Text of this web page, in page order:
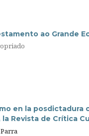
ao Grande
en la posdictadura
Revista de Crítica